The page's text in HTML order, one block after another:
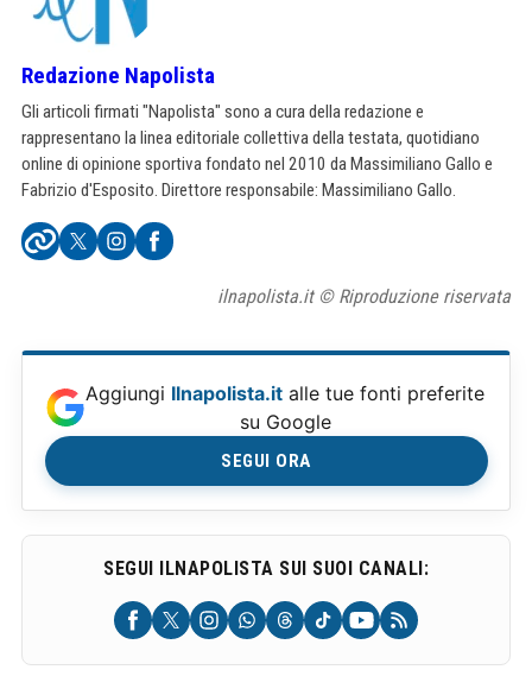
Redazione Napolista
Gli articoli firmati "Napolista" sono a cura della redazione e
rappresentano la linea editoriale collettiva della testata, quotidiano
online di opinione sportiva fondato nel 2010 da Massimiliano Gallo e
Fabrizio d'Esposito. Direttore responsabile: Massimiliano Gallo.
ilnapolista.it © Riproduzione riservata
Aggiungi Ilnapolista.it alle tue fonti preferite
su Google
SEGUI ORA
SEGUI ILNAPOLISTA SUI SUOI CANALI: